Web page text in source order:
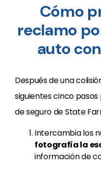
Cómo
reclamo
auto
Después de una
siguientes cinco
de seguro de State
Intercambia los
fotografía la
información de